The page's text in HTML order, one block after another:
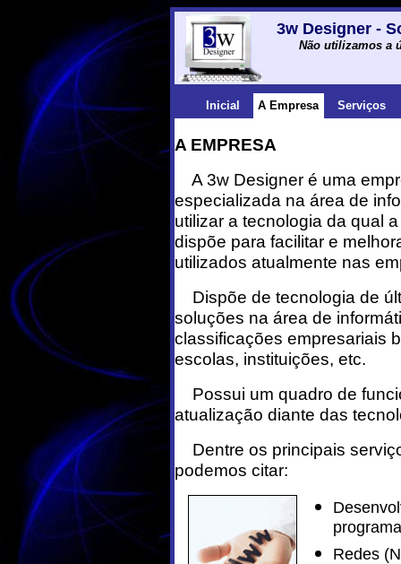
3w Designer -
Não utilizamos a
Inicial A Empresa Serviços
A EMPRESA
A 3w Designer é uma
especializada na área de
utilizar a tecnologia da qual
dispõe para facilitar e
utilizados atualmente nas
Dispõe de tecnologia de
soluções na área de
classificações empresariais
escolas, instituições, etc.
Possui um quadro de
atualização diante das
Dentre os principais
podemos citar:
Redes